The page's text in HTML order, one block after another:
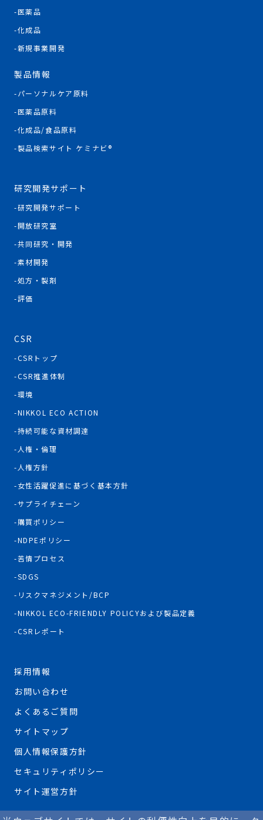
医薬品
化成品
新規事業開発
製品情報
パーソナルケア原料
医薬品原料
化成品/食品原料
製品検索サイト ケミナビ®
研究開発サポート
研究開発サポート
開放研究室
共同研究・開発
素材開発
処方・製剤
評価
CSR
CSRトップ
CSR推進体制
環境
NIKKOL ECO ACTION
持続可能な資材調達
人権・倫理
人権方針
女性活躍促進に基づく基本方針
サプライチェーン
購買ポリシー
NDPEポリシー
苦情プロセス
SDGS
リスクマネジメント/BCP
NIKKOL ECO-FRIENDLY POLICYおよび製品定義
CSRレポート
採用情報
お問い合わせ
よくあるご質問
サイトマップ
個人情報保護方針
セキュリティポリシー
サイト運営方針